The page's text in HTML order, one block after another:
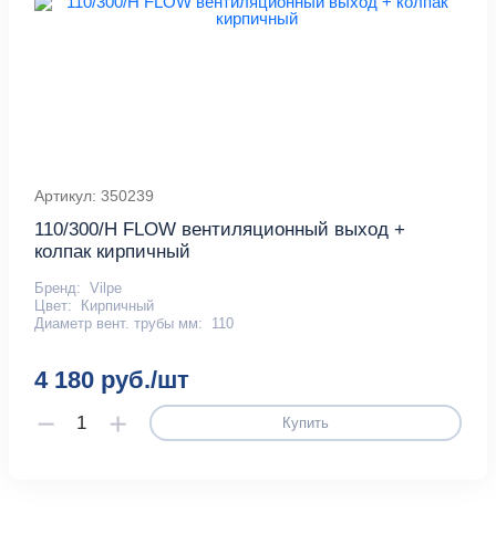
Артикул: 350239
110/300/H FLOW вентиляционный выход +
колпак кирпичный
Бренд: Vilpe
Цвет:
Кирпичный
Диаметр вент. трубы мм:
110
4 180 руб./шт
Купить